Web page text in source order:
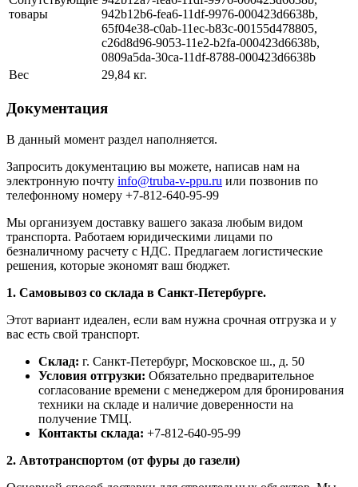
товары
942b12b6-fea6-11df-9976-000423d6638b,
65f04e38-c0ab-11ec-b83c-00155d478805,
c26d8d96-9053-11e2-b2fa-000423d6638b,
0809a5da-30ca-11df-8788-000423d6638b
Вес
29,84 кг.
Документация
В данный момент раздел наполняется.
Запросить документацию вы можете, написав нам на
электронную почту info@truba-v-ppu.ru или позвонив по
телефонному номеру +7-812-640-95-99
Мы организуем доставку вашего заказа любым видом
транспорта. Работаем юридическими лицами по
безналичному расчету с НДС. Предлагаем логистические
решения, которые экономят ваш бюджет.
1. Самовывоз со склада в Санкт-Петербурге.
Этот вариант идеален, если вам нужна срочная отгрузка и у
вас есть свой транспорт.
Склад: г. Санкт-Петербург, Московское ш., д. 50
Условия отгрузки: Обязательно предварительное
согласование времени с менеджером для бронирования
техники на складе и наличие доверенности на
получение ТМЦ.
Контакты склада: +7-812-640-95-99
2. Автотранспортом (от фуры до газели)